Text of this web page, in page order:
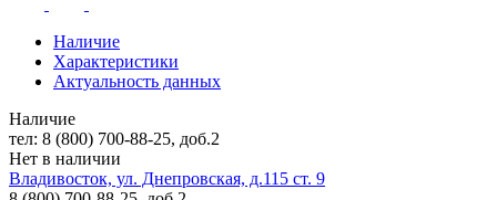
Наличие
Характеристики
Актуальность данных
Наличие
тел: 8 (800) 700-88-25, доб.2
Нет в наличии
Владивосток, ул. Днепровская, д.115 ст. 9